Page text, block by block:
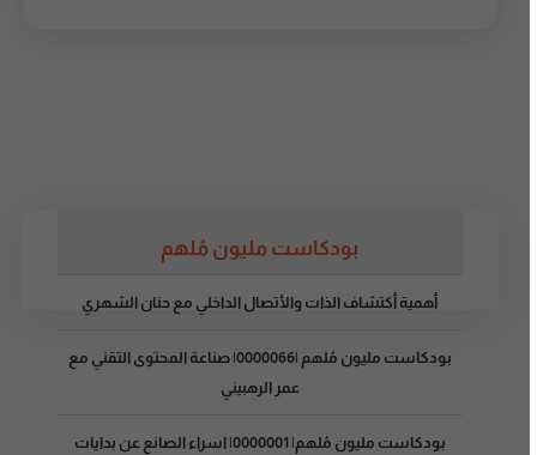
بودكاست مليون مُلهم
أهمية أكتشاف الذات والأتصال الداخلي مع حنان الشهري
بودكاست مليون مُلهم |0000066| صناعة المحتوى التقني مع
عمر الرهبيني
بودكاست مليون مُلهم| 0000001| اسراء الصانع عن بدايات